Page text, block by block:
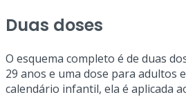
Duas doses
O esquema completo é de duas
29 anos e uma dose para adultos
calendário infantil, ela é aplicada